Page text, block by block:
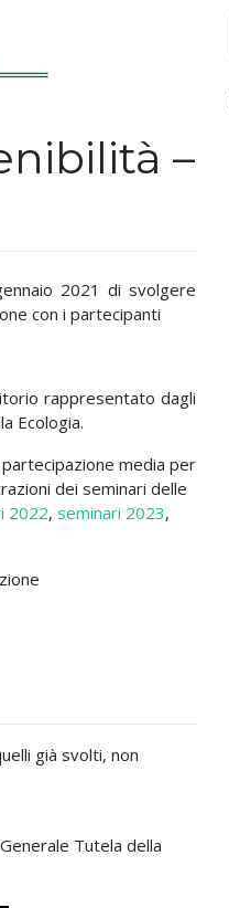
–
2021 di svolgere
con i partecipanti
rappresentato dagli
Ecologia.
media per
dei seminari delle
2022, seminari 2023,
già svolti, non
Tutela della